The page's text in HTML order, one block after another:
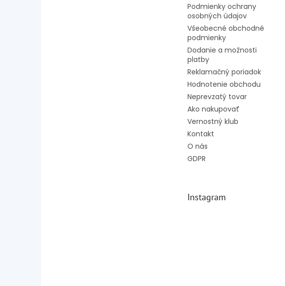
Podmienky ochrany
osobných údajov
Všeobecné obchodné
podmienky
Dodanie a možnosti
platby
Reklamačný poriadok
Hodnotenie obchodu
Neprevzatý tovar
Ako nakupovať
Vernostný klub
Kontakt
O nás
GDPR
Instagram